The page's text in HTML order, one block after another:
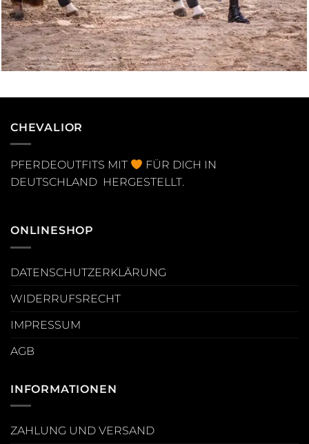
CHEVALIOR
PFERDEOUTFITS MIT
FÜR DICH IN
DEUTSCHLAND HERGESTELLT.
ONLINESHOP
DATENSCHUTZERKLÄRUNG
WIDERRUFSRECHT
IMPRESSUM
AGB
INFORMATIONEN
ZAHLUNG UND VERSAND